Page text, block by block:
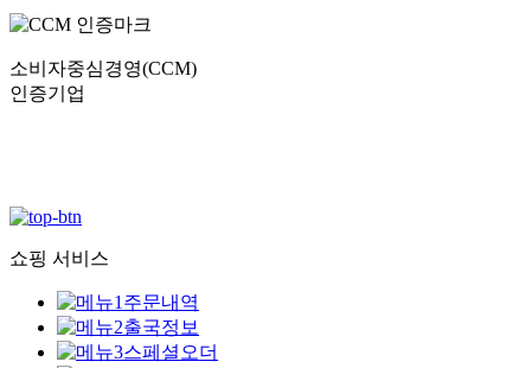
소비자중심경영(CCM)
인증기업
쇼핑 서비스
주문내역
출국정보
스페셜오더